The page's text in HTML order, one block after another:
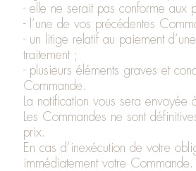
- elle ne serait pas conforme aux
- l’une de vos précédentes
- un litige relatif au paiement
traitement ;
- plusieurs éléments graves et
Commande.
La notification vous sera envoyée
Les Commandes ne sont
prix.
En cas d’inexécution de votre
immédiatement votre Commande.